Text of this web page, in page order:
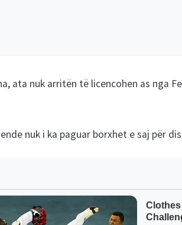
ata nuk arritën të licencohen as nga
nuk i ka paguar borxhet e saj për